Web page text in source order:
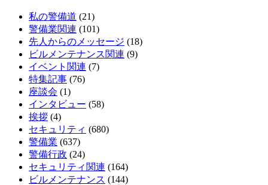
私の警備道 (21)
警備業関連 (101)
先人からのメッセージ (18)
ビルメンテナンス関連 (9)
イベント関連 (7)
特集記事 (76)
座談会 (1)
インタビュー (58)
挨拶 (4)
セキュリティ (680)
警備業 (637)
警備行政 (24)
セキュリティ関連 (164)
ビルメンテナンス (144)